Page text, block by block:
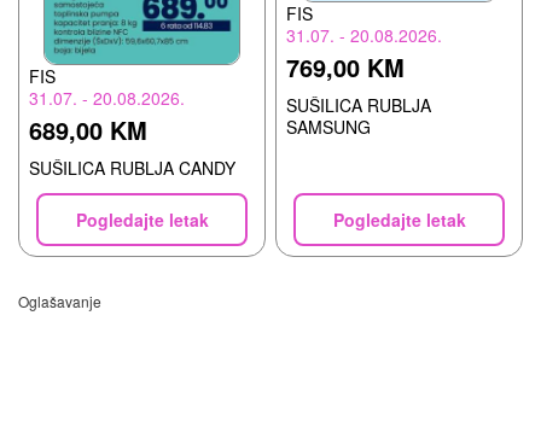
FIS
31.07. - 20.08.2026.
689,00 KM
SUŠILICA RUBLJA CANDY
Pogledajte letak
FIS
31.07. - 20.08.2026.
769,00 KM
SUŠILICA RUBLJA
SAMSUNG
Pogledajte letak
Oglašavanje